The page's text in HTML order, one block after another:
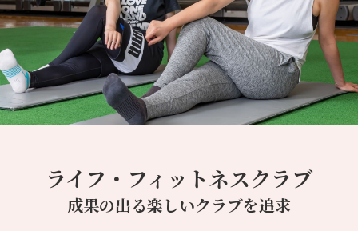
ライフ・フィットネスクラブ
成果の出る楽しいクラブを追求